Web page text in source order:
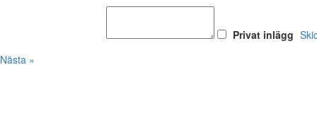
Privat inlägg
Nästa »